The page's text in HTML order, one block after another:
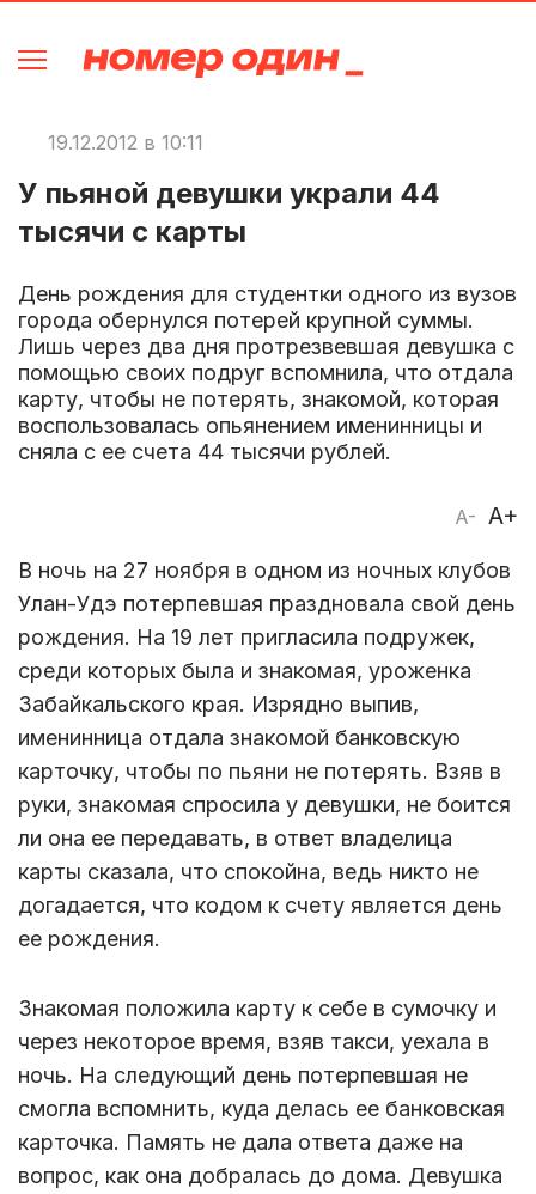
19.12.2012 в 10:11
У пьяной девушки украли 44
тысячи с карты
День рождения для студентки одного из вузов
города обернулся потерей крупной суммы.
Лишь через два дня протрезвевшая девушка с
помощью своих подруг вспомнила, что отдала
карту, чтобы не потерять, знакомой, которая
воспользовалась опьянением именинницы и
сняла с ее счета 44 тысячи рублей.
A- A+
В ночь на 27 ноября в одном из ночных клубов
Улан-Удэ потерпевшая праздновала свой день
рождения. На 19 лет пригласила подружек,
среди которых была и знакомая, уроженка
Забайкальского края. Изрядно выпив,
именинница отдала знакомой банковскую
карточку, чтобы по пьяни не потерять. Взяв в
руки, знакомая спросила у девушки, не боится
ли она ее передавать, в ответ владелица
карты сказала, что спокойна, ведь никто не
догадается, что кодом к счету является день
ее рождения.
Знакомая положила карту к себе в сумочку и
через некоторое время, взяв такси, уехала в
ночь. На следующий день потерпевшая не
смогла вспомнить, куда делась ее банковская
карточка. Память не дала ответа даже на
вопрос, как она добралась до дома. Девушка